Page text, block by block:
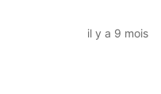
il y a 9 mois